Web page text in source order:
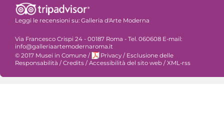
Leggi le recensioni su: Galleria d'Arte Moderna
Via Francesco Crispi 24 - 00187 Roma - Tel. 060608 E-mail:
info@galleriaartemodernaroma.it
© 2017 Musei in Comune / Privacy / Esclusione delle
Responsabilità /Credits /Accessibilità del sito web /XML-rss